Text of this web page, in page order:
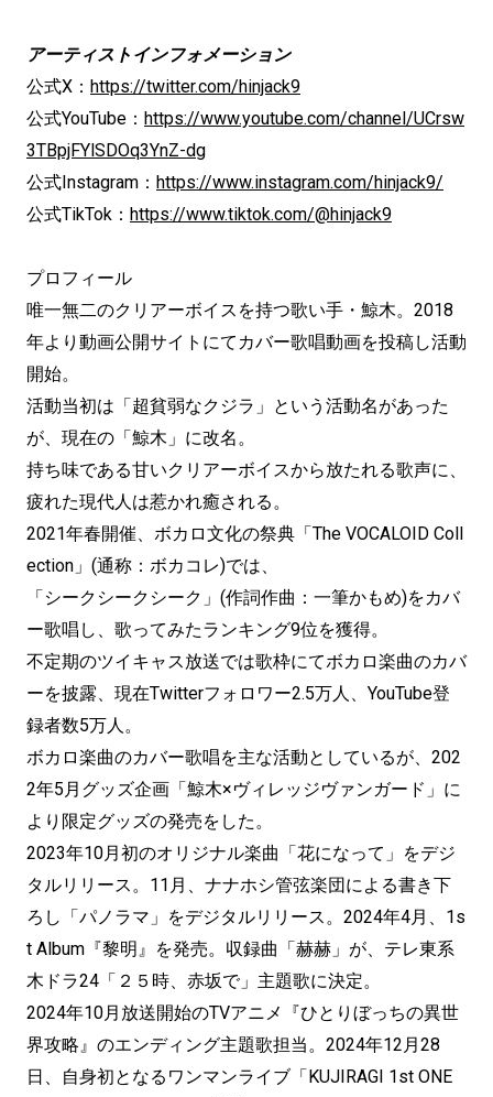
アーティストインフォメーション
公式X： https://twitter.com/hinjack9
公式YouTube： https://www.youtube.com/channel/UCrsw
3TBpjFYlSDOq3YnZ-dg
公式Instagram： https://www.instagram.com/hinjack9/
公式TikTok： https://www.tiktok.com/@hinjack9
プロフィール
唯一無二のクリアーボイスを持つ歌い手・鯨木。2018
年より動画公開サイトにてカバー歌唱動画を投稿し活動
開始。
活動当初は「超貧弱なクジラ」という活動名があった
が、現在の「鯨木」に改名。
持ち味である甘いクリアーボイスから放たれる歌声に、
疲れた現代人は惹かれ癒される。
2021年春開催、ボカロ文化の祭典「The VOCALOID Coll
ection」(通称：ボカコレ)では、
「シークシークシーク」(作詞作曲：一筆かもめ)をカバ
ー歌唱し、歌ってみたランキング9位を獲得。
不定期のツイキャス放送では歌枠にてボカロ楽曲のカバ
ーを披露、現在Twitterフォロワー2.5万人、YouTube登
録者数5万人。
ボカロ楽曲のカバー歌唱を主な活動としているが、202
2年5月グッズ企画「鯨木×ヴィレッジヴァンガード」に
より限定グッズの発売をした。
2023年10月初のオリジナル楽曲「花になって」をデジ
タルリリース。11月、ナナホシ管弦楽団による書き下
ろし「パノラマ」をデジタルリリース。2024年4月、1s
t Album『黎明』を発売。収録曲「赫赫」が、テレ東系
木ドラ24「２５時、赤坂で」主題歌に決定。
2024年10月放送開始のTVアニメ『ひとりぼっちの異世
界攻略』のエンディング主題歌担当。2024年12月28
日、自身初となるワンマンライブ「KUJIRAGI 1st ONE